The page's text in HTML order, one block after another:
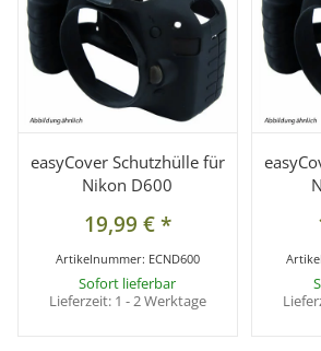
easyCover Schutzhülle für
Nikon D600
19,99 €*
Artikelnummer: ECND600
Sofort lieferbar
Lieferzeit: 1 - 2 Werktage